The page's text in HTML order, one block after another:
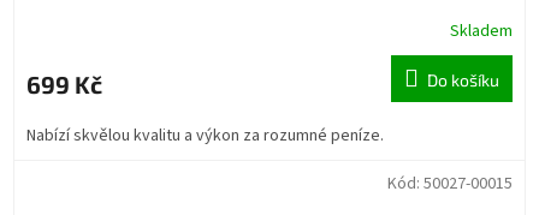
Skladem
699 Kč Do košíku
Nabízí skvělou kvalitu a výkon za rozumné peníze.
Kód: 50027-00015